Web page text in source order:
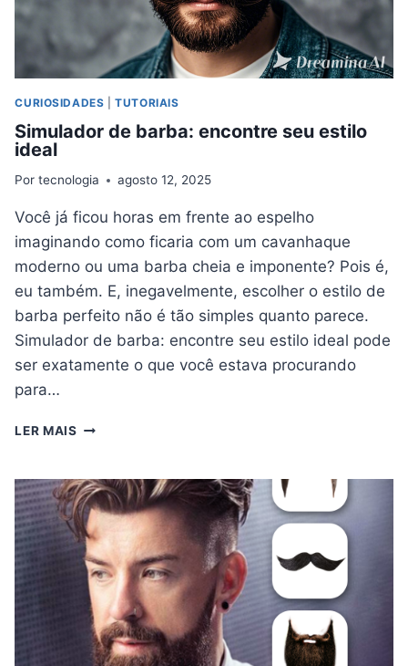
CURIOSIDADES |TUTORIAIS
Simulador de barba: encontre seu estilo
ideal
Por tecnologia agosto 12, 2025
Você já ficou horas em frente ao espelho
imaginando como ficaria com um cavanhaque
moderno ou uma barba cheia e imponente? Pois é,
eu também. E, inegavelmente, escolher o estilo de
barba perfeito não é tão simples quanto parece.
Simulador de barba: encontre seu estilo ideal pode
ser exatamente o que você estava procurando
para…
LER MAIS SIMULADOR
ENCONTRE
SEU
ESTILO
IDEAL